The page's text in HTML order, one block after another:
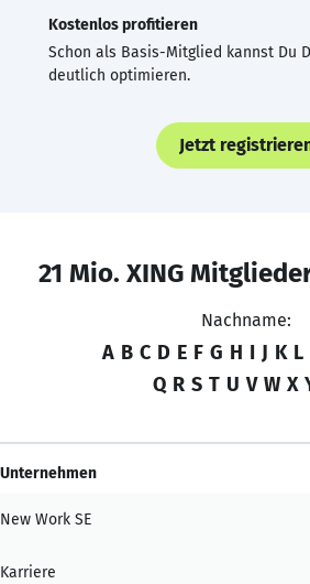
Kostenlos profitieren
Schon als Basis-Mitglied kannst Du
deutlich optimieren.
Jetzt
21 Mio. XING
Nachname:
A B C D E F G H I J K L
Q R S T U V W X
Unternehmen
New Work SE
Karriere